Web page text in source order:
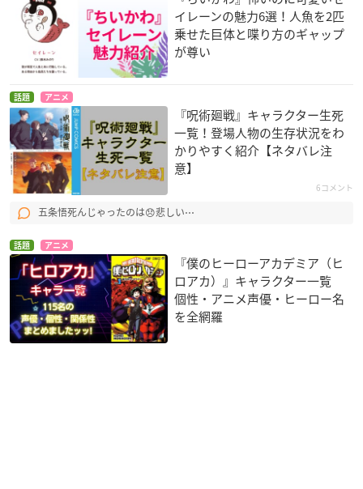
イレーンの魅力6選！人魚を2匹
乗せた巨体と喋り方のギャップ
が尊い
話題 アニメ
『呪術廻戦』キャラクター生死
一覧！登場人物の生存状況をわ
かりやすく紹介【ネタバレ注
意】
6コメント
五条悟死んじゃったのは😞悲しい⋯
話題 アニメ
『僕のヒーローアカデミア（ヒ
ロアカ）』キャラクター一覧
個性・アニメ声優・ヒーロー名
を全網羅